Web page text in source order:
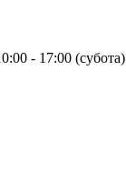
- 17:00 (субота)